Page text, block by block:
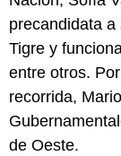
precandidata
Tigre y
entre otros.
recorrida,
de Oeste.